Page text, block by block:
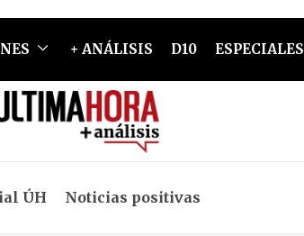
+ ANÁLISIS D10 ESPECIALES
ÚH Noticias positivas